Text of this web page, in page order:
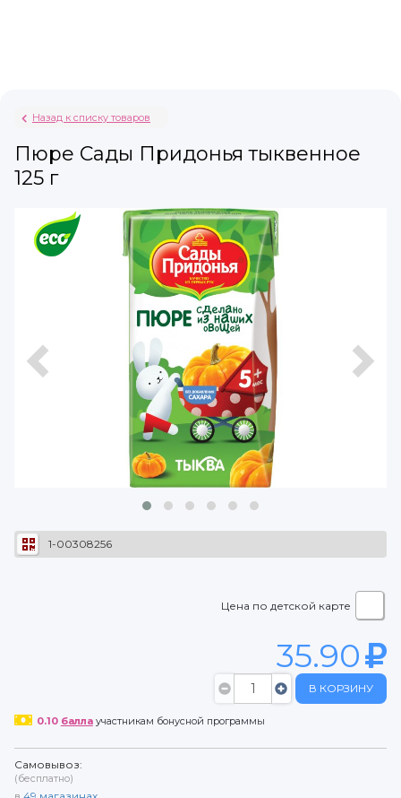
Назад к списку товаров
Пюре Сады Придонья тыквенное
125 г
1-00308256
Цена по детской карте
35.90
В КОРЗИНУ
0.10 баллаучастникам бонусной программы
Самовывоз:
(бесплатно)